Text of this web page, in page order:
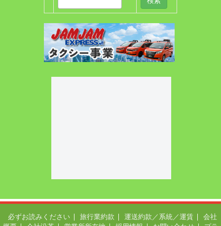
必ずお読みください 旅行業約款 運送約款／系統／運賃
会社